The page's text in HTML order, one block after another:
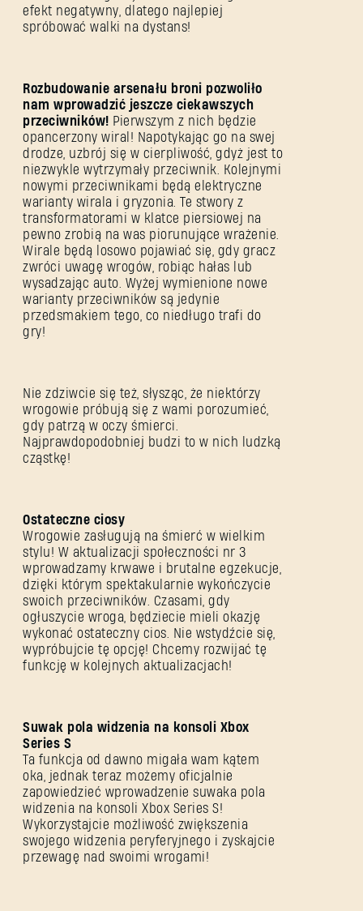
efekt negatywny, dlatego najlepiej
spróbować walki na dystans!
Rozbudowanie arsenału broni pozwoliło
nam wprowadzić jeszcze ciekawszych
przeciwników! Pierwszym z nich będzie
opancerzony wiral! Napotykając go na swej
drodze, uzbrój się w cierpliwość, gdyż jest to
niezwykle wytrzymały przeciwnik. Kolejnymi
nowymi przeciwnikami będą elektryczne
warianty wirala i gryzonia. Te stwory z
transformatorami w klatce piersiowej na
pewno zrobią na was piorunujące wrażenie.
Wirale będą losowo pojawiać się, gdy gracz
zwróci uwagę wrogów, robiąc hałas lub
wysadzając auto. Wyżej wymienione nowe
warianty przeciwników są jedynie
przedsmakiem tego, co niedługo trafi do
gry!
Nie zdziwcie się też, słysząc, że niektórzy
wrogowie próbują się z wami porozumieć,
gdy patrzą w oczy śmierci.
Najprawdopodobniej budzi to w nich ludzką
cząstkę!
Ostateczne ciosy
Wrogowie zasługują na śmierć w wielkim
stylu! W aktualizacji społeczności nr 3
wprowadzamy krwawe i brutalne egzekucje,
dzięki którym spektakularnie wykończycie
swoich przeciwników. Czasami, gdy
ogłuszycie wroga, będziecie mieli okazję
wykonać ostateczny cios. Nie wstydźcie się,
wypróbujcie tę opcję! Chcemy rozwijać tę
funkcję w kolejnych aktualizacjach!
Suwak pola widzenia na konsoli Xbox
Series S
Ta funkcja od dawno migała wam kątem
oka, jednak teraz możemy oficjalnie
zapowiedzieć wprowadzenie suwaka pola
widzenia na konsoli Xbox Series S!
Wykorzystajcie możliwość zwiększenia
swojego widzenia peryferyjnego i zyskajcie
przewagę nad swoimi wrogami!